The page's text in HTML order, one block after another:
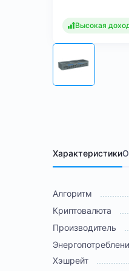
Высокая
Характеристики
Алгоритм
Криптовалюта
Производитель
Хэшрейт